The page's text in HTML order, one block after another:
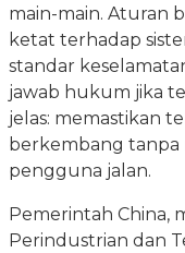
main-main. Aturan
ketat terhadap
standar
jawab hukum jika
jelas: memastikan
berkembang tanpa
pengguna jalan.
Pemerintah China,
Perindustrian dan